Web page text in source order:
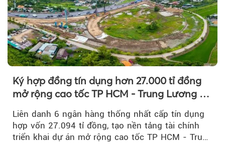
Ký hợp đồng tín dụng hơn 27.000 tỉ đồng
mở rộng cao tốc TP HCM - Trung Lương -
Liên danh 6 ngân hàng thống nhất cấp tín dụng
hợp vốn 27.094 tỉ đồng, tạo nền tảng tài chính
triển khai dự án mở rộng cao tốc TP HCM - Trung